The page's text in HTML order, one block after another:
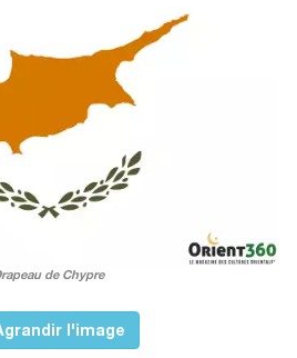
de Chypre
l'image